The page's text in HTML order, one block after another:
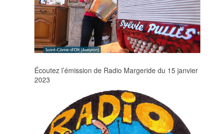
Écoutez l’émission de Radio Margeride du 15 janvier
2023